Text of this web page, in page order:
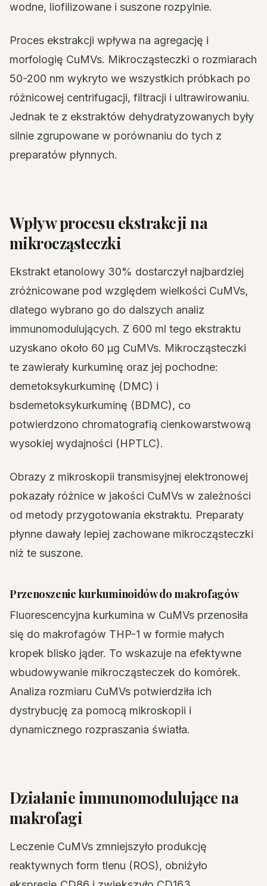
wodne, liofilizowane i suszone rozpylnie.
Proces ekstrakcji wpływa na agregację i
morfologię CuMVs. Mikrocząsteczki o rozmiarach
50-200 nm wykryto we wszystkich próbkach po
różnicowej centrifugacji, filtracji i ultrawirowaniu.
Jednak te z ekstraktów dehydratyzowanych były
silnie zgrupowane w porównaniu do tych z
preparatów płynnych.
Wpływ procesu ekstrakcji na
mikrocząsteczki
Ekstrakt etanolowy 30% dostarczył najbardziej
zróżnicowane pod względem wielkości CuMVs,
dlatego wybrano go do dalszych analiz
immunomodulujących. Z 600 ml tego ekstraktu
uzyskano około 60 µg CuMVs. Mikrocząsteczki
te zawierały kurkuminę oraz jej pochodne:
demetoksykurkuminę (DMC) i
bsdemetoksykurkuminę (BDMC), co
potwierdzono chromatografią cienkowarstwową
wysokiej wydajności (HPTLC).
Obrazy z mikroskopii transmisyjnej elektronowej
pokazały różnice w jakości CuMVs w zależności
od metody przygotowania ekstraktu. Preparaty
płynne dawały lepiej zachowane mikrocząsteczki
niż te suszone.
Przenoszenie kurkuminoidów do makrofagów
Fluorescencyjna kurkumina w CuMVs przenosiła
się do makrofagów THP-1 w formie małych
kropek blisko jąder. To wskazuje na efektywne
wbudowywanie mikrocząsteczek do komórek.
Analiza rozmiaru CuMVs potwierdziła ich
dystrybucję za pomocą mikroskopii i
dynamicznego rozpraszania światła.
Działanie immunomodulujące na
makrofagi
Leczenie CuMVs zmniejszyło produkcję
reaktywnych form tlenu (ROS), obniżyło